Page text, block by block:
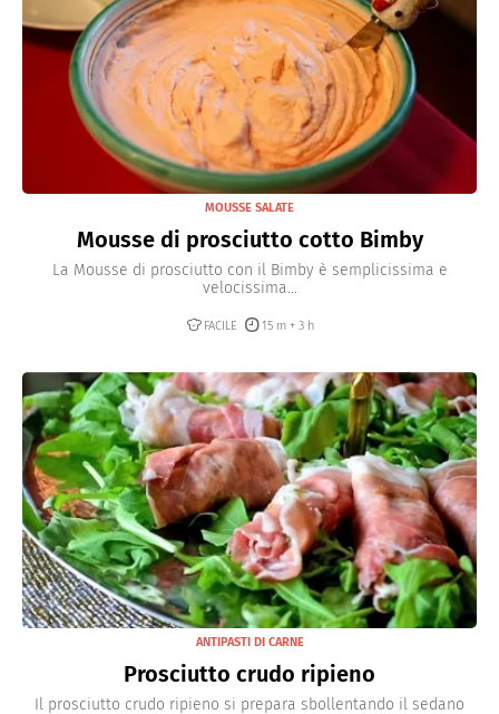
MOUSSE SALATE
Mousse di prosciutto cotto Bimby
La Mousse di prosciutto con il Bimby è semplicissima e
velocissima...
FACILE 15 m + 3 h
ANTIPASTI DI CARNE
Prosciutto crudo ripieno
Il prosciutto crudo ripieno si prepara sbollentando il sedano